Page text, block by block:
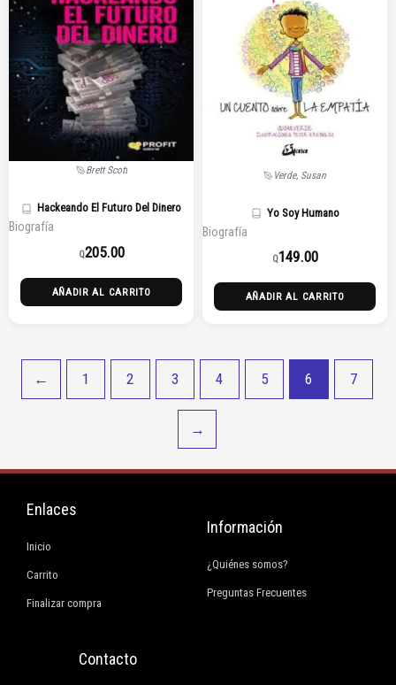
Brett Scott
Hackeando El Futuro Del Dinero
Biografía
Q205.00
AÑADIR AL CARRITO
Verde, Susan
Yo Soy Humano
Biografía
Q149.00
AÑADIR AL CARRITO
← 1 2 3 4 5 6 7
→
Enlaces
Inicio
Carrito
Finalizar compra
Información
¿Quiénes somos?
Preguntas Frecuentes
Contacto